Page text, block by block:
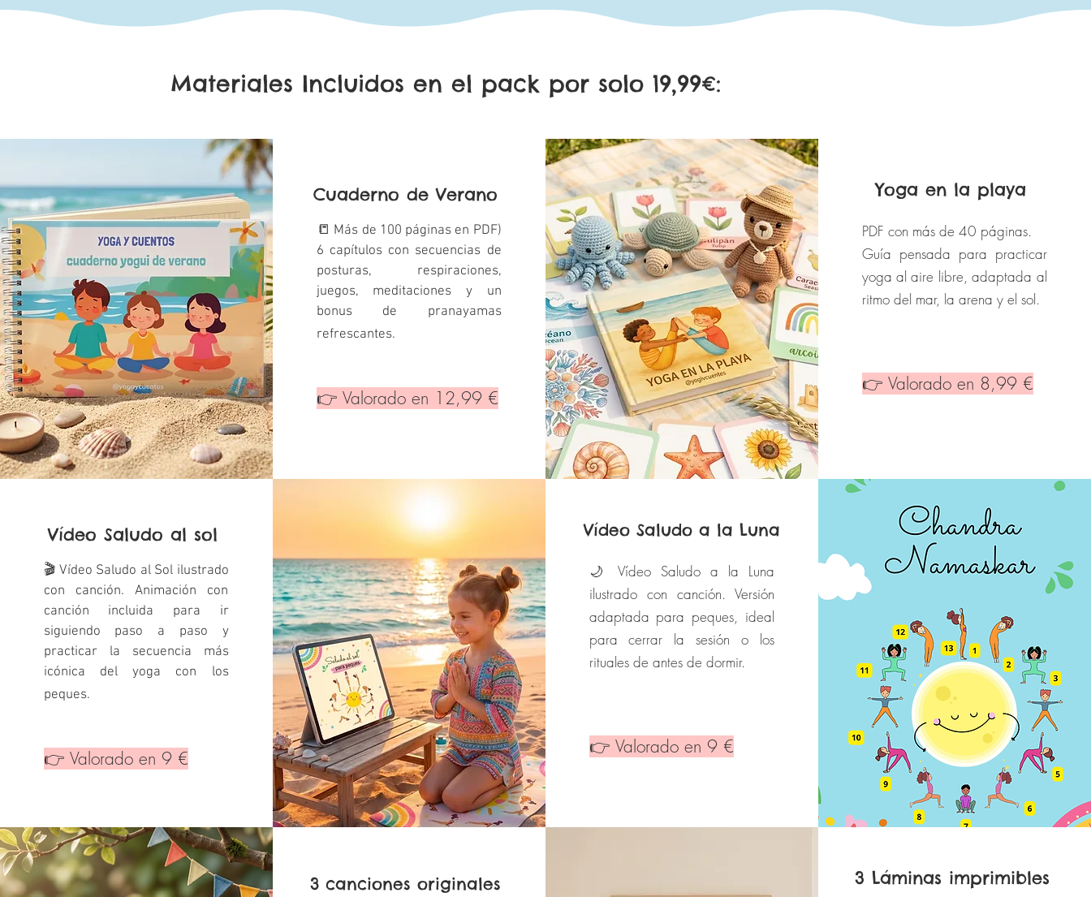
Materiales Incluidos en el pack por solo 19,99€:
Cuaderno de Verano
📒 Más de 100 páginas en PDF)
6 capítulos con secuencias de
posturas, respiraciones,
juegos, meditaciones y un
bonus de pranayamas
refrescantes.
👉 Valorado en 12,99 €
Yoga en la playa
PDF con más de 40 páginas.
Guía pensada para practicar
yoga al aire libre, adaptada al
ritmo del mar, la arena y el sol.
👉 Valorado en 8,99 €
​Vídeo Saludo al sol
🎬 Vídeo Saludo al Sol ilustrado
con canción. Animación con
canción incluida para ir
siguiendo paso a paso y
practicar la secuencia más
icónica del yoga con los
peques.
👉 Valorado en 9 €
​Vídeo Saludo a la Luna
🌙 Vídeo Saludo a la Luna
ilustrado con canción. Versión
adaptada para peques, ideal
para cerrar la sesión o los
rituales de antes de dormir.
👉 Valorado en 9 €
3 canciones originales 3 Láminas imprimibles